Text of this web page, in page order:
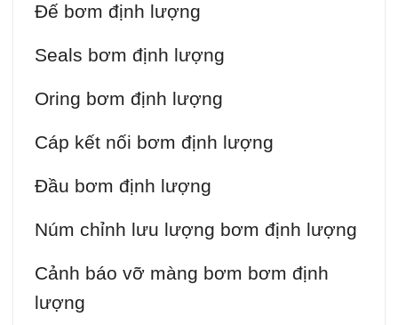
Đế bơm định lượng
Seals bơm định lượng
Oring bơm định lượng
Cáp kết nối bơm định lượng
Đầu bơm định lượng
Núm chỉnh lưu lượng bơm định lượng
Cảnh báo vỡ màng bơm bơm định
lượng